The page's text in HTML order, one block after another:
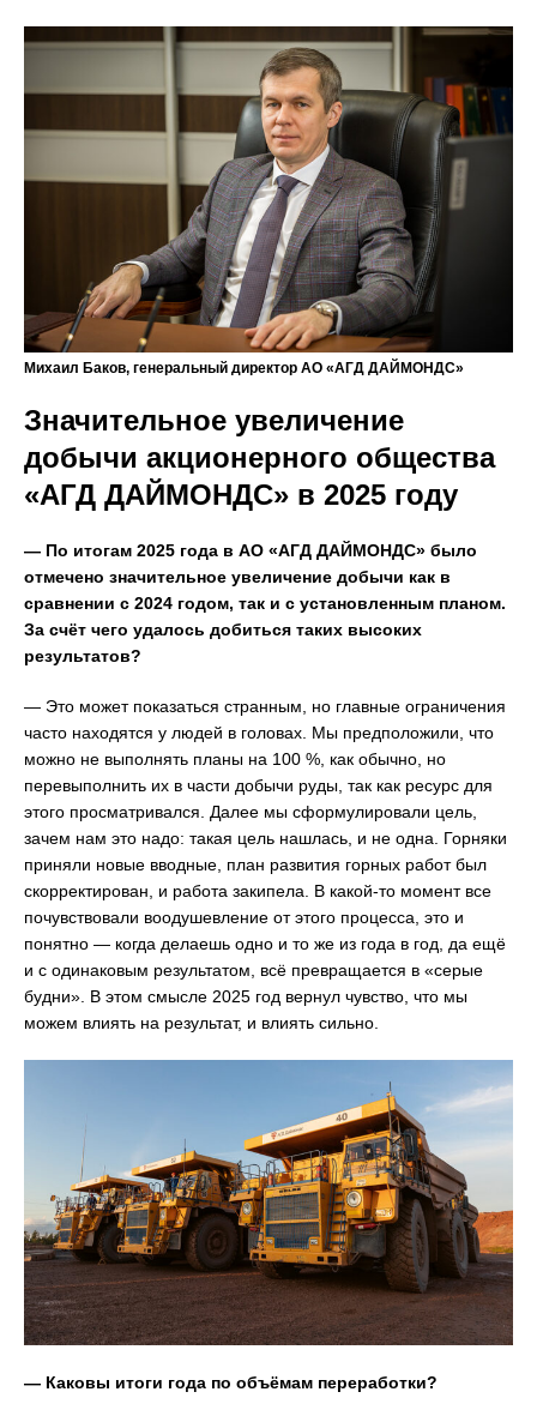
Михаил Баков, генеральный директор АО «АГД ДАЙМОНДС»
Значительное увеличение
добычи акционерного общества
«АГД ДАЙМОНДС» в 2025 году
— По итогам 2025 года в АО «АГД ДАЙМОНДС» было
отмечено значительное увеличение добычи как в
сравнении с 2024 годом, так и с установленным планом.
За счёт чего удалось добиться таких высоких
результатов?
— Это может показаться странным, но главные ограничения
часто находятся у людей в головах. Мы предположили, что
можно не выполнять планы на 100 %, как обычно, но
перевыполнить их в части добычи руды, так как ресурс для
этого просматривался. Далее мы сформулировали цель,
зачем нам это надо: такая цель нашлась, и не одна. Горняки
приняли новые вводные, план развития горных работ был
скорректирован, и работа закипела. В какой-то момент все
почувствовали воодушевление от этого процесса, это и
понятно — когда делаешь одно и то же из года в год, да ещё
и с одинаковым результатом, всё превращается в «серые
будни». В этом смысле 2025 год вернул чувство, что мы
можем влиять на результат, и влиять сильно.
— Каковы итоги года по объёмам переработки?